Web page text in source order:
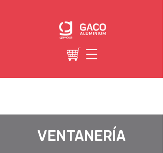
VENTANERÍA